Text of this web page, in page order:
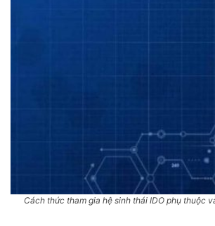
Cách thức tham gia hệ sinh thái IDO phụ thuộc